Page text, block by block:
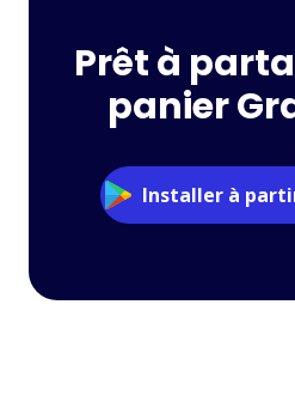
Prêt à
panier
Installer à